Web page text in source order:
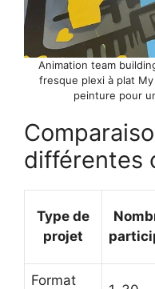
Animation team
fresque plexi à plat
peinture pour
différentes
Type de
projet
Format